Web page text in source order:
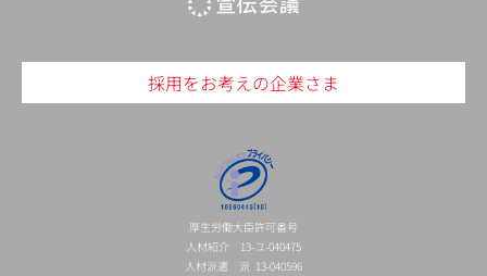
採用をお考えの企業さま
厚生労働大臣許可番号
人材紹介 13-ユ-040475
人材派遣 派 13-040596